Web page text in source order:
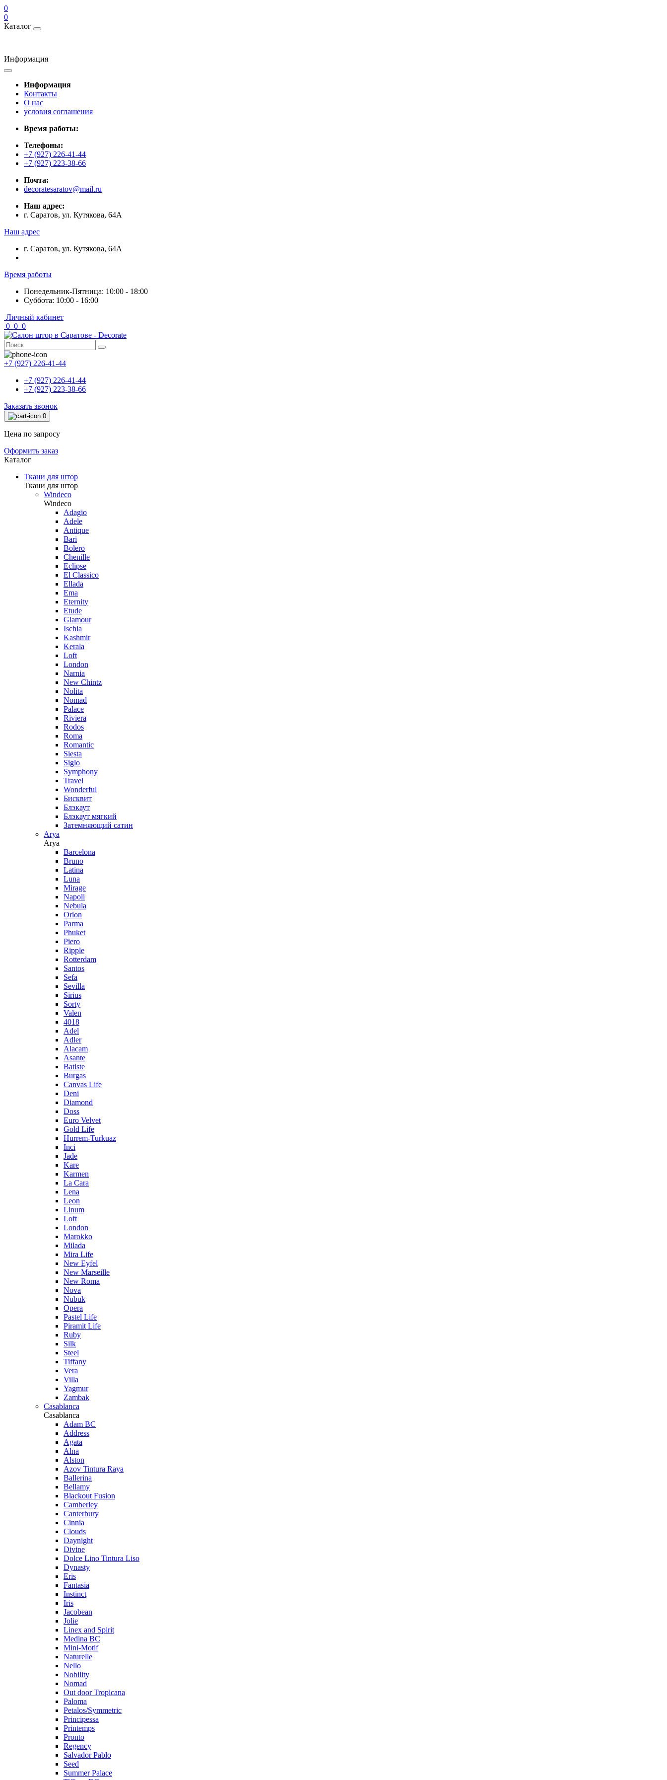
0
0
Каталог
Информация
Информация
Контакты
О нас
условия соглашения
Время работы:
Телефоны:
+7 (927) 226-41-44
+7 (927) 223-38-66
Почта:
decoratesaratov@mail.ru
Наш адрес:
г. Саратов, ул. Кутякова, 64А
Наш адрес
г. Саратов, ул. Кутякова, 64А
Время работы
Понедельник-Пятница: 10:00 - 18:00
Суббота: 10:00 - 16:00
Личный кабинет
0 0 0
+7 (927) 226-41-44
+7 (927) 226-41-44
+7 (927) 223-38-66
Заказать звонок
0
Цена по запросу
Оформить заказ
Каталог
Ткани для штор
Ткани для штор
Windeco
Windeco
Adagio
Adele
Antique
Bari
Bolero
Chenille
Eclipse
El Classico
Ellada
Ema
Eternity
Etude
Glamour
Ischia
Kashmir
Kerala
Loft
London
Narnia
New Chintz
Nolita
Nomad
Palace
Riviera
Rodos
Roma
Romantic
Siesta
Siglo
Symphony
Travel
Wonderful
Бисквит
Блэкаут
Блэкаут мягкий
Затемняющий сатин
Arya
Arya
Barcelona
Bruno
Latina
Luna
Mirage
Napoli
Nebula
Orion
Parma
Phuket
Piero
Ripple
Rotterdam
Santos
Sefa
Sevilla
Sirius
Sorty
Valen
4018
Adel
Adler
Alacam
Asante
Batiste
Burgas
Canvas Life
Deni
Diamond
Doss
Euro Velvet
Gold Life
Hurrem-Turkuaz
Inci
Jade
Kare
Karmen
La Cara
Lena
Leon
Linum
Loft
London
Marokko
Milada
Mira Life
New Eyfel
New Marseille
New Roma
Nova
Nubuk
Opera
Pastel Life
Piramit Life
Ruby
Silk
Steel
Tiffany
Vera
Villa
Yagmur
Zambak
Casablanca
Casablanca
Adam BC
Address
Agata
Alna
Alston
Azov Tintura Raya
Ballerina
Bellamy
Blackout Fusion
Camberley
Canterbury
Cinnia
Clouds
Daynight
Divine
Dolce Lino Tintura Liso
Dynasty
Eris
Fantasia
Instinct
Iris
Jacobean
Jolie
Linex and Spirit
Medina BC
Mini-Motif
Naturelle
Nello
Nobility
Nomad
Out door Tropicana
Paloma
Petalos/Symmetric
Principessa
Printemps
Pronto
Regency
Salvador Pablo
Seed
Summer Palace